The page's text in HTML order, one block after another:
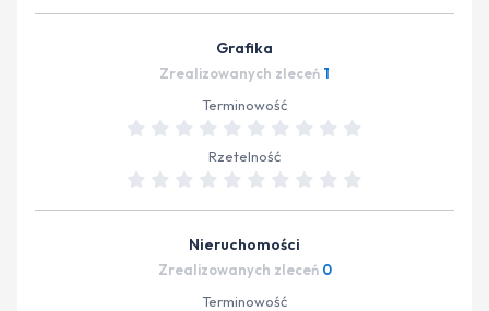
Grafika
Zrealizowanych zleceń 1
Terminowość
Rzetelność
Nieruchomości
Zrealizowanych zleceń 0
Terminowość